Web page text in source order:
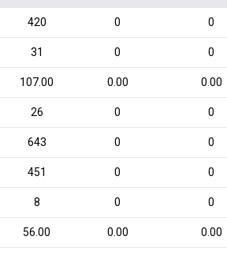
420 0 0
31 0 0
107.00 0.00 0.00
26 0 0
643 0 0
451 0 0
8 0 0
56.00 0.00 0.00